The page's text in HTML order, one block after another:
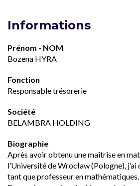
Informations
Prénom - NOM
Bozena HYRA
Fonction
Responsable trésorerie
Société
BELAMBRA HOLDING
Biographie
Après avoir obtenu une maîtrise en
l’Université de Wrocław (Pologne),
tant que professeur en